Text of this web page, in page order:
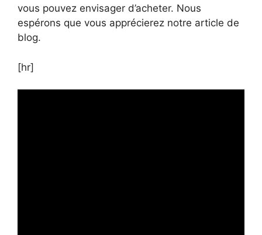
vous pouvez envisager d’acheter. Nous
espérons que vous apprécierez notre article de
blog.
[hr]